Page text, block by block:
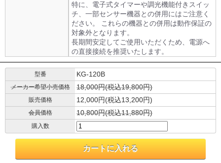
特に、電子式タイマーや調光機能付きスイッ
チ、一部センサー機器との併用にはご注意く
ださい。 これらの機器との併用は動作保証の
対象外となります。
長期間安定してご使用いただくため、電源へ
の直接接続を推奨いたします。
型番 KG-120B
メーカー希望小売価格 18,000円(税込19,800円)
販売価格 12,000円(税込13,200円)
会員価格 10,800円(税込11,880円)
購入数